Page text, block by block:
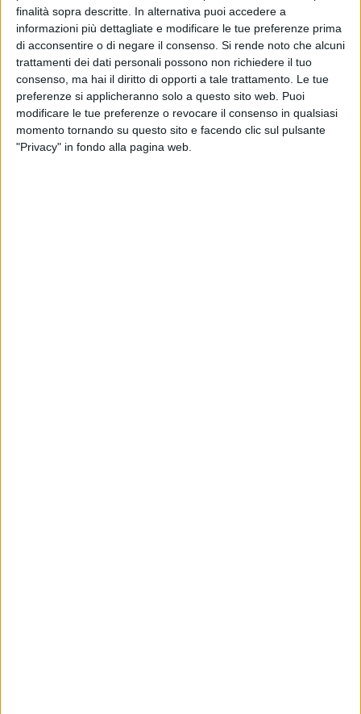
finalità sopra descritte. In alternativa puoi accedere a
informazioni più dettagliate e modificare le tue preferenze prima
di acconsentire o di negare il consenso. Si rende noto che alcuni
trattamenti dei dati personali possono non richiedere il tuo
consenso, ma hai il diritto di opporti a tale trattamento. Le tue
preferenze si applicheranno solo a questo sito web. Puoi
modificare le tue preferenze o revocare il consenso in qualsiasi
momento tornando su questo sito e facendo clic sul pulsante
"Privacy" in fondo alla pagina web.
PD: «Bitonto non ha partecipato al bando per
la pulizia delle strade di campagna»
BITONTO - 21 AGOSTO 2017
Taglio a posti letto per diversabili e malati di
Alzheimer, Damascelli: «Emiliano intervenga»
2 BITONTO - 12 AGOSTO 2017
VIDEO - Eliminazione passaggio a livello via S.